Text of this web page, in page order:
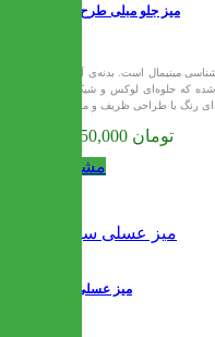
میز جلو مبلی طرح سنگ
مینیمال است. بدنه‌ی آن از
که جلوه‌ای لوکس و شیک به
24,750,000 تومان
مشاهده
میز عسلی سیلا